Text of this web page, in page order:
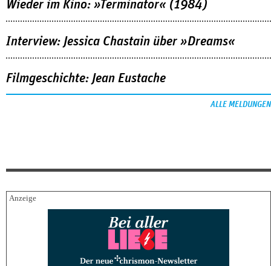
Wieder im Kino: »Terminator« (1984)
Interview: Jessica Chastain über »Dreams«
Filmgeschichte: Jean Eustache
ALLE MELDUNGEN